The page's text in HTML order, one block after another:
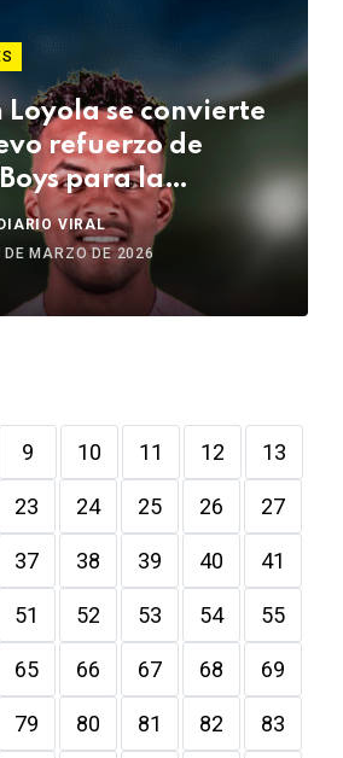
Loyola se convierte
refuerzo de
para la
2026
DIARIO VIRAL
DE MARZO DE 2026
9 10 11 12 13
23 24 25 26 27
37 38 39 40 41
51 52 53 54 55
65 66 67 68 69
79 80 81 82 83